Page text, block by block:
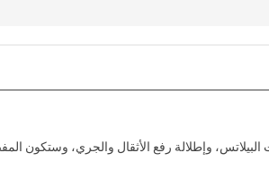
وإطلالة رفع الأثقال والجري، وستكون